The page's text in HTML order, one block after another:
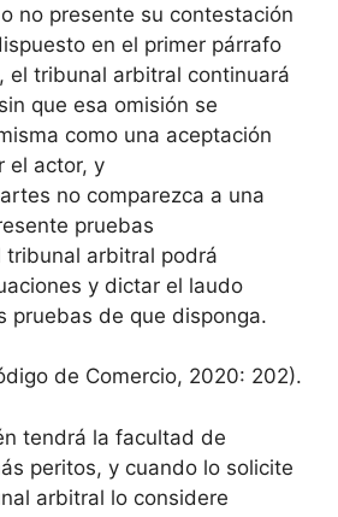
no presente su contestación
en el primer párrafo
el tribunal arbitral continuará
que esa omisión se
como una aceptación
el actor, y
no comparezca a una
pruebas
tribunal arbitral podrá
y dictar el laudo
pruebas de que disponga.
de Comercio, 2020: 202).
tendrá la facultad de
peritos, y cuando lo solicite
arbitral lo considere